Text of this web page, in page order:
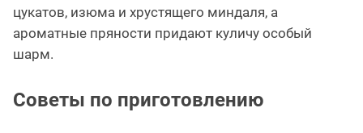
цукатов, изюма и хрустящего миндаля, а
ароматные пряности придают куличу особый
шарм.
Советы по приготовлению